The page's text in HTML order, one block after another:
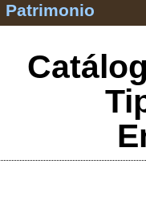
Patrimonio